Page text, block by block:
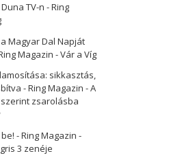
TV-n - Ring
Magyar Dal Napját
Magazin -Vár a Víg
sikkasztás,
- Ring Magazin -A
zsarolásba
- Ring Magazin -
3 zenéje